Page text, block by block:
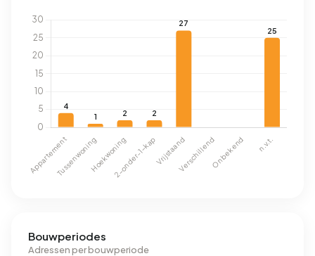
Bouwperiodes
Adressen per bouwperiode